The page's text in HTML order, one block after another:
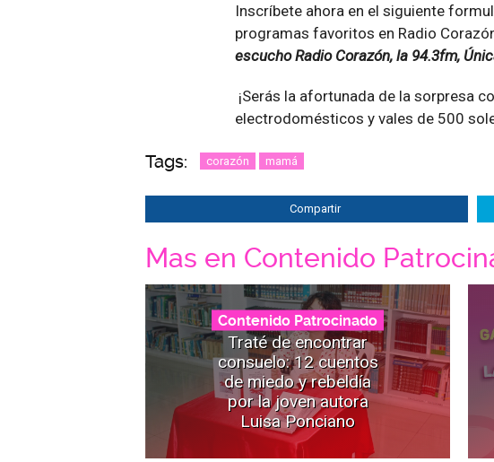
Inscríbete ahora en el siguiente
programas favoritos en Radio
escucho Radio Corazón, la 94.3fm,
¡Serás la afortunada de la sorpresa
electrodomésticos y vales de 500
Tags: corazón mamá
Compartir
Mas en Contenido
Contenido Patrocinado
Traté de encontrar
consuelo: 12 cuentos
de miedo y rebeldía
por la joven autora
Luisa Ponciano